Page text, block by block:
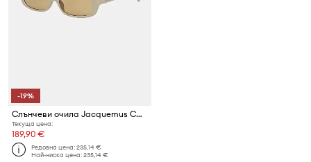
-19%
Слънчеви очила Jacquemus CAPRI
Текуща цена:
189,90 €
Редовна цена:235,14 €
Най-ниска цена:235,14 €